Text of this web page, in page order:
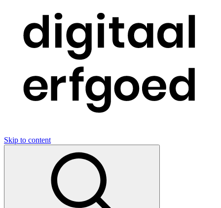
Skip to content